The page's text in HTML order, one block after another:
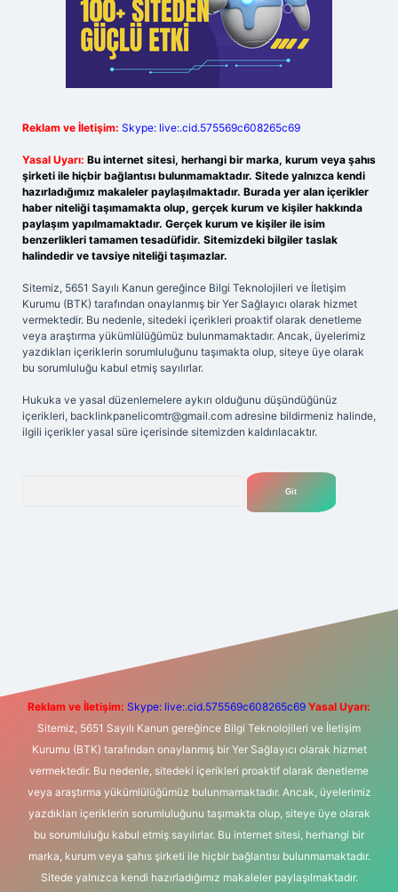
Reklam ve İletişim: Skype: live:.cid.575569c608265c69
Yasal Uyarı: Bu internet sitesi, herhangi bir marka, kurum veya şahıs
şirketi ile hiçbir bağlantısı bulunmamaktadır. Sitede yalnızca kendi
hazırladığımız makaleler paylaşılmaktadır. Burada yer alan içerikler
haber niteliği taşımamakta olup, gerçek kurum ve kişiler hakkında
paylaşım yapılmamaktadır. Gerçek kurum ve kişiler ile isim
benzerlikleri tamamen tesadüfidir. Sitemizdeki bilgiler taslak
halindedir ve tavsiye niteliği taşımazlar.
Sitemiz, 5651 Sayılı Kanun gereğince Bilgi Teknolojileri ve İletişim
Kurumu (BTK) tarafından onaylanmış bir Yer Sağlayıcı olarak hizmet
vermektedir. Bu nedenle, sitedeki içerikleri proaktif olarak denetleme
veya araştırma yükümlülüğümüz bulunmamaktadır. Ancak, üyelerimiz
yazdıkları içeriklerin sorumluluğunu taşımakta olup, siteye üye olarak
bu sorumluluğu kabul etmiş sayılırlar.
Hukuka ve yasal düzenlemelere aykırı olduğunu düşündüğünüz
içerikleri, backlinkpanelicomtr@gmail.com adresine bildirmeniz halinde,
ilgili içerikler yasal süre içerisinde sitemizden kaldırılacaktır.
m elexbet
Reklam ve İletişim: Skype: live:.cid.575569c608265c69 Yasal Uyarı:
Sitemiz, 5651 Sayılı Kanun gereğince Bilgi Teknolojileri ve İletişim
Kurumu (BTK) tarafından onaylanmış bir Yer Sağlayıcı olarak hizmet
vermektedir. Bu nedenle, sitedeki içerikleri proaktif olarak denetleme
veya araştırma yükümlülüğümüz bulunmamaktadır. Ancak, üyelerimiz
yazdıkları içeriklerin sorumluluğunu taşımakta olup, siteye üye olarak
bu sorumluluğu kabul etmiş sayılırlar. Bu internet sitesi, herhangi bir
marka, kurum veya şahıs şirketi ile hiçbir bağlantısı bulunmamaktadır.
Sitede yalnızca kendi hazırladığımız makaleler paylaşılmaktadır.